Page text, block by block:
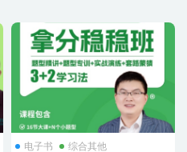
电子书 综合其他